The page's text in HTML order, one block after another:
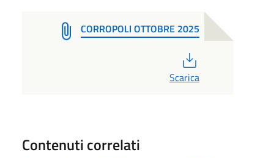
CORROPOLI OTTOBRE 2025
Scarica
Contenuti correlati